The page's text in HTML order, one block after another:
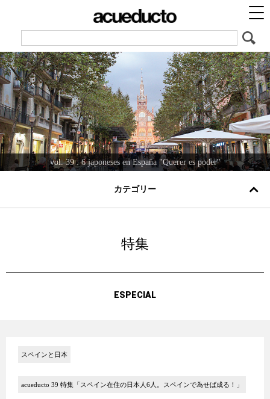
vol. 40 : El español en mi camino
vol. 39 : 6 japoneses en España "Querer es poder"
vol. 38 : Saboreamos un buen jamon ©︎スペイン政府観光局
vol. 37 : El mundo del Jerez
カテゴリー
特集
ESPECIAL
スペインと日本
acueducto 39 特集「スペイン在住の日本人6人。スペインで為せば成る！」